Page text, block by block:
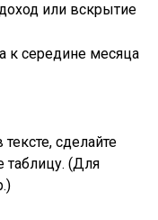
или вскрытие
к середине месяца
сделайте
таблицу. (Для